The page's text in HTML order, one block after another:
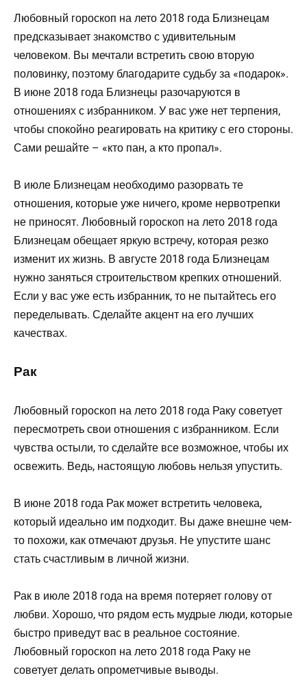
Любовный гороскоп на лето 2018 года Близнецам
предсказывает знакомство с удивительным
человеком. Вы мечтали встретить свою вторую
половинку, поэтому благодарите судьбу за «подарок».
В июне 2018 года Близнецы разочаруются в
отношениях с избранником. У вас уже нет терпения,
чтобы спокойно реагировать на критику с его стороны.
Сами решайте – «кто пан, а кто пропал».
В июле Близнецам необходимо разорвать те
отношения, которые уже ничего, кроме нервотрепки
не приносят. Любовный гороскоп на лето 2018 года
Близнецам обещает яркую встречу, которая резко
изменит их жизнь. В августе 2018 года Близнецам
нужно заняться строительством крепких отношений.
Если у вас уже есть избранник, то не пытайтесь его
переделывать. Сделайте акцент на его лучших
качествах.
Рак
Любовный гороскоп на лето 2018 года Раку советует
пересмотреть свои отношения с избранником. Если
чувства остыли, то сделайте все возможное, чтобы их
освежить. Ведь, настоящую любовь нельзя упустить.
В июне 2018 года Рак может встретить человека,
который идеально им подходит. Вы даже внешне чем-
то похожи, как отмечают друзья. Не упустите шанс
стать счастливым в личной жизни.
Рак в июле 2018 года на время потеряет голову от
любви. Хорошо, что рядом есть мудрые люди, которые
быстро приведут вас в реальное состояние.
Любовный гороскоп на лето 2018 года Раку не
советует делать опрометчивые выводы.